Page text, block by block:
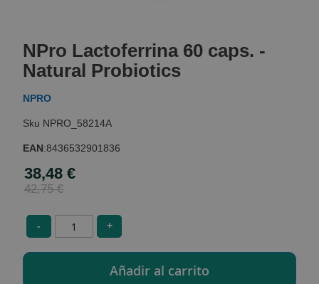
the
beginning
of
the
gallery
NPro Lactoferrina 60 caps. -
Natural Probiotics
NPRO
NPRO_58214A
EAN:8436532901836
Special
Price
38,48 €
42,75 €
- +